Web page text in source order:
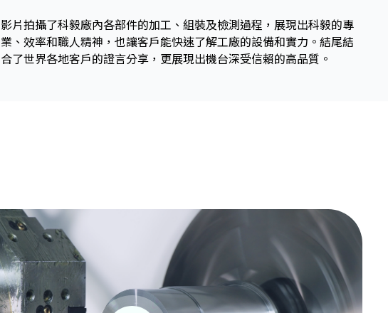
影片拍攝了科毅廠內各部件的加工、組裝及檢測過程，展現出科毅的專
業、效率和職人精神，也讓客戶能快速了解工廠的設備和實力。結尾結
合了世界各地客戶的證言分享，更展現出機台深受信賴的高品質。